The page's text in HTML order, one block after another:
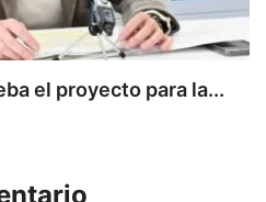
el proyecto para la...